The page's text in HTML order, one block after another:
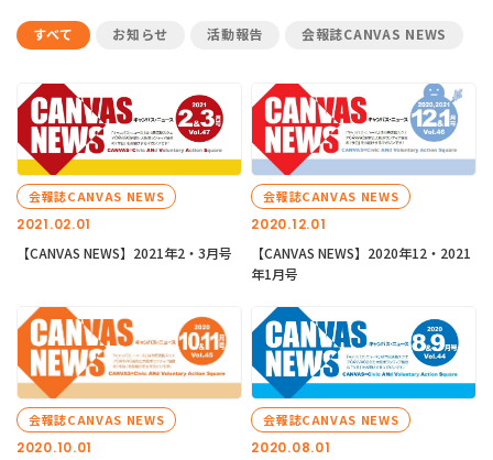
すべて お知らせ 活動報告 会報誌CANVAS NEWS
2021.02.01
会報誌CANVAS NEWS
【CANVAS NEWS】2021年2・3月号
2020.12.01
会報誌CANVAS NEWS
【CANVAS NEWS】2020年12・2021
年1月号
2020.10.01
会報誌CANVAS NEWS
2020.08.01
会報誌CANVAS NEWS